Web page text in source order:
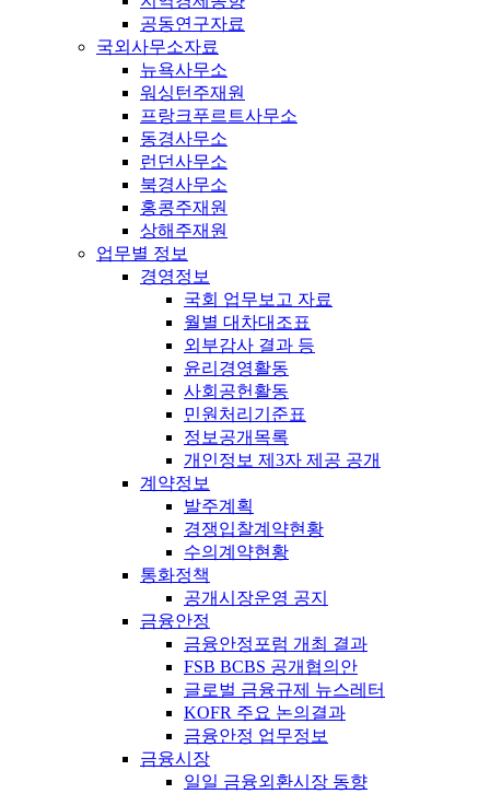
공동연구자료
국외사무소자료
뉴욕사무소
워싱턴주재원
프랑크푸르트사무소
동경사무소
런던사무소
북경사무소
홍콩주재원
상해주재원
업무별 정보
경영정보
국회 업무보고 자료
월별 대차대조표
외부감사 결과 등
윤리경영활동
사회공헌활동
민원처리기준표
정보공개목록
개인정보 제3자 제공 공개
계약정보
발주계획
경쟁입찰계약현황
수의계약현황
통화정책
공개시장운영 공지
금융안정
금융안정포럼 개최 결과
FSB BCBS 공개협의안
글로벌 금융규제 뉴스레터
KOFR 주요 논의결과
금융안정 업무정보
금융시장
일일 금융외환시장 동향